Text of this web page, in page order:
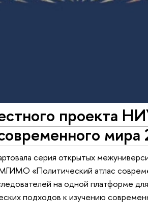
мира
серия открытых
«Политический атлас
на одной платформе
подходов к изучению